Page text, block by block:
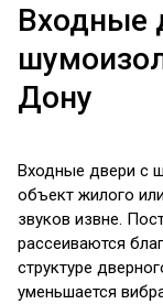
Входные
Дону
Входные двери с
объект жилого
звуков извне.
рассеиваются
структуре
уменьшается